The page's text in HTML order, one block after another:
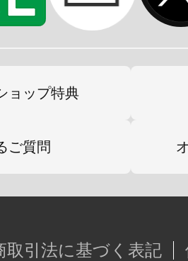
試作品です。実際
社メディコス・エン
ョップ特典
ご質問
取引法に基づく表記